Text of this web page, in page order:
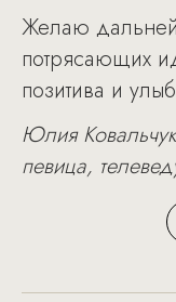
Желаю
потрясающих
позитива и
Юлия
певица,